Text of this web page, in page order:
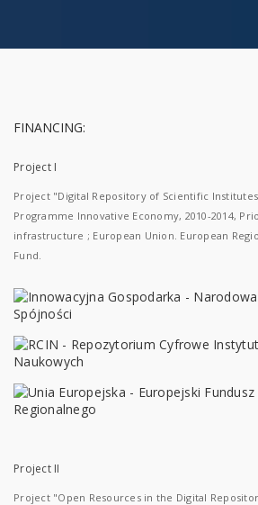
FINANCING:
Project I
Project "Digital Repository of Scientific
Programme Innovative Economy, 2010-2014,
infrastructure ; European Union. European
Fund.
Project II
Project "Open Resources in the Digital